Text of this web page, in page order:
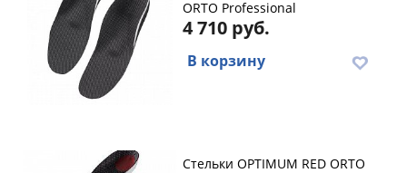
ORTO Professional
4 710 руб.
В корзину
Стельки OPTIMUM RED ORTO